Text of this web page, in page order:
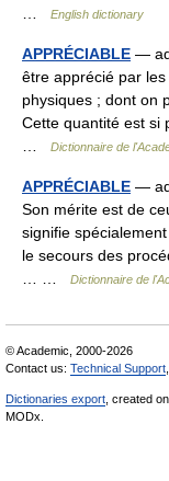
English dictionary
APPRÉCIABLE —
être apprécié par
physiques ; dont on
Cette quantité est si
Dictionnaire de
APPRÉCIABLE —
Son mérite est de
signifie
le secours des
Dictionnaire de
© Academic, 2000-2026
Contact us: Technical Support
Dictionaries export , created
MODx.